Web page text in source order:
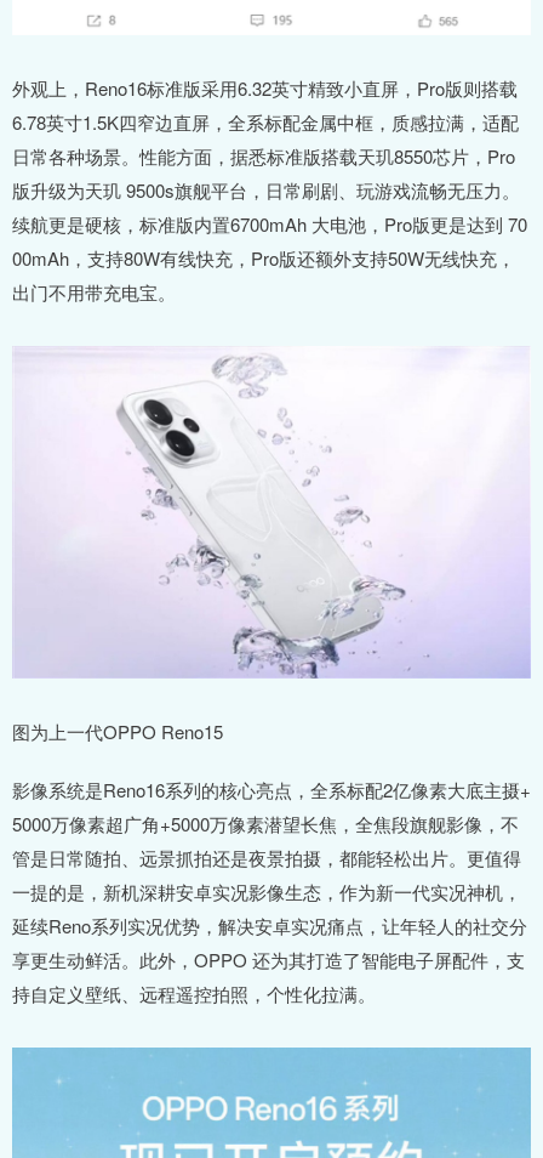
外观上，Reno16标准版采用6.32英寸精致小直屏，Pro版则搭载
6.78英寸1.5K四窄边直屏，全系标配金属中框，质感拉满，适配
日常各种场景。性能方面，据悉标准版搭载天玑8550芯片，Pro
版升级为天玑 9500s旗舰平台，日常刷剧、玩游戏流畅无压力。
续航更是硬核，标准版内置6700mAh 大电池，Pro版更是达到 70
00mAh，支持80W有线快充，Pro版还额外支持50W无线快充，
出门不用带充电宝。
图为上一代OPPO Reno15
影像系统是Reno16系列的核心亮点，全系标配2亿像素大底主摄+
5000万像素超广角+5000万像素潜望长焦，全焦段旗舰影像，不
管是日常随拍、远景抓拍还是夜景拍摄，都能轻松出片。更值得
一提的是，新机深耕安卓实况影像生态，作为新一代实况神机，
延续Reno系列实况优势，解决安卓实况痛点，让年轻人的社交分
享更生动鲜活。此外，OPPO 还为其打造了智能电子屏配件，支
持自定义壁纸、远程遥控拍照，个性化拉满。